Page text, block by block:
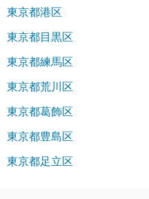
東京都港区
東京都目黒区
東京都練馬区
東京都荒川区
東京都葛飾区
東京都豊島区
東京都足立区